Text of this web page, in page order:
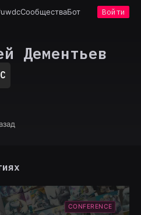
СообществаБот Войти
Дементьев
CONFERENCE